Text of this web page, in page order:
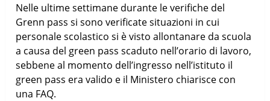
Nelle ultime settimane durante le verifiche del
Grenn pass si sono verificate situazioni in cui
personale scolastico si è visto allontanare da scuola
a causa del green pass scaduto nell’orario di lavoro,
sebbene al momento dell’ingresso nell’istituto il
green pass era valido e il Ministero chiarisce con
una FAQ.